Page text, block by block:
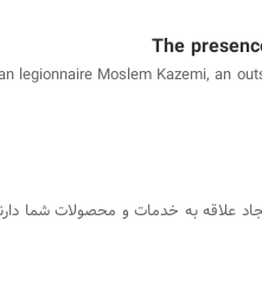
The
legionnaire Moslem Kazemi, an
علاقه به خدمات و محصولات شما